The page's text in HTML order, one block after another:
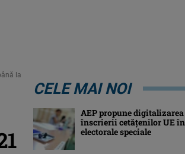
la
CELE MAI NOI
AEP propune digitalizarea
înscrierii cetăţenilor UE
electorale speciale